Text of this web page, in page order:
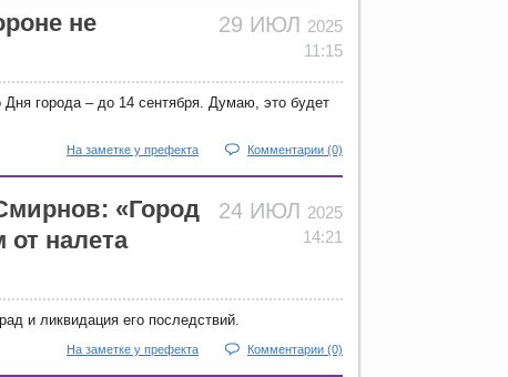
29 ИЮЛ 2025
11:15
не
города – до 14 сентября. Думаю, это будет
На заметке у префекта Комментарии (0)
24 ИЮЛ 2025
14:21
«Город
налета
и ликвидация его последствий.
На заметке у префекта Комментарии (0)